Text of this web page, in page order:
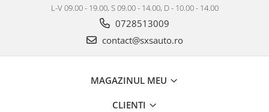
L-V 09.00 - 19.00, S 09.00 - 14.00, D - 10.00 - 14.00
0728513009
contact@sxsauto.ro
MAGAZINUL MEU
CLIENTI